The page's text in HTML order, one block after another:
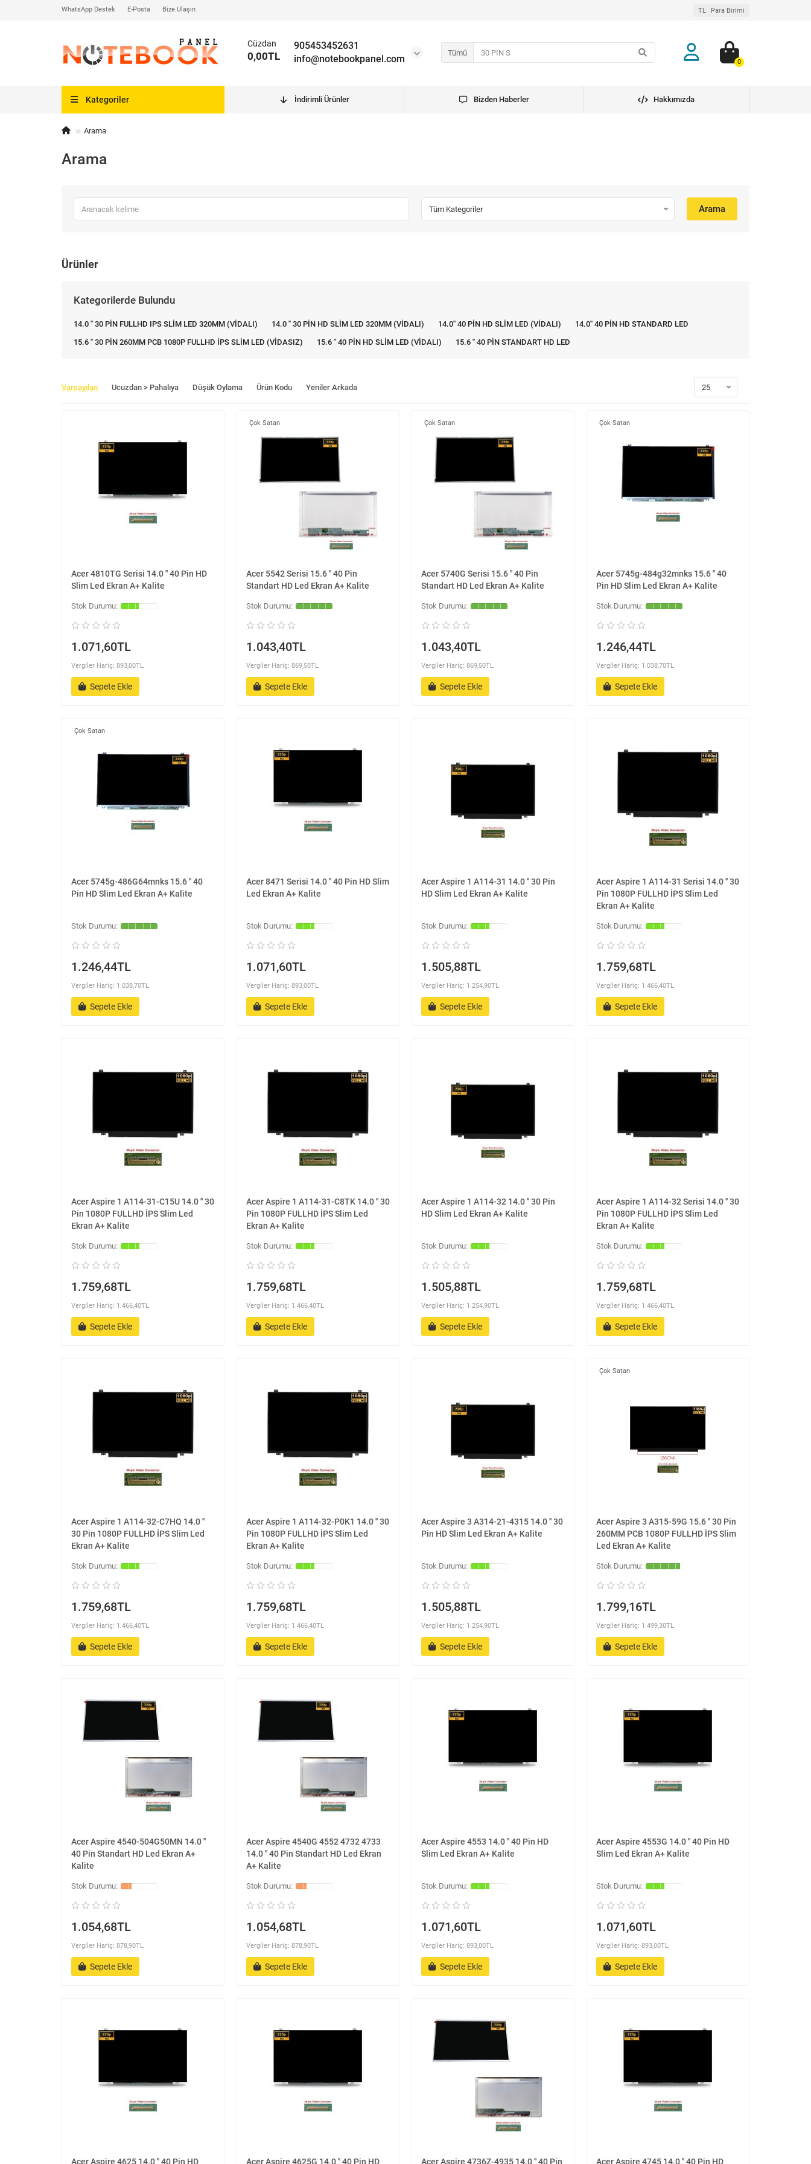
WhatsApp Destek E-Posta Bize Ulaşın TL Para Birimi
Tümü
905453452631
info@notebookpanel.com
Cüzdan
0,00TL 0
Kategoriler İndirimli Ürünler Bizden Haberler Hakkımızda
Arama
Arama
Arama
Ürünler
Kategorilerde Bulundu
14.0 '' 30 PİN FULLHD IPS SLİM LED 320MM (VİDALI) 14.0 '' 30 PİN HD SLİM LED 320MM (VİDALI) 14.0'' 40 PİN HD SLİM LED (VİDALI)
14.0'' 40 PİN HD STANDARD LED
15.6 '' 30 PİN 260MM PCB 1080P FULLHD İPS SLİM LED (VİDASIZ)
15.6 '' 40 PİN HD SLİM LED (VİDALI) 15.6 '' 40 PİN STANDART HD LED
Varsayılan Ucuzdan > Pahalıya Düşük Oylama Ürün Kodu Yeniler Arkada
Acer 4810TG Serisi 14.0 '' 40 Pin HD
Slim Led Ekran A+ Kalite
1.071,60TL
Vergiler Hariç: 893,00TL
Sepete Ekle
Çok Satan
Acer 5542 Serisi 15.6 '' 40 Pin
Standart HD Led Ekran A+ Kalite
1.043,40TL
Vergiler Hariç: 869,50TL
Sepete Ekle
Çok Satan
Acer 5740G Serisi 15.6 '' 40 Pin
Standart HD Led Ekran A+ Kalite
1.043,40TL
Vergiler Hariç: 869,50TL
Sepete Ekle
Çok Satan
Acer 5745g-484g32mnks 15.6 '' 40
Pin HD Slim Led Ekran A+ Kalite
1.246,44TL
Vergiler Hariç: 1.038,70TL
Sepete Ekle
Çok Satan
Acer 5745g-486G64mnks 15.6 '' 40
Pin HD Slim Led Ekran A+ Kalite
1.246,44TL
Vergiler Hariç: 1.038,70TL
Sepete Ekle
Acer 8471 Serisi 14.0 '' 40 Pin HD Slim
Led Ekran A+ Kalite
1.071,60TL
Vergiler Hariç: 893,00TL
Sepete Ekle
Acer Aspire 1 A114-31 14.0 '' 30 Pin
HD Slim Led Ekran A+ Kalite
1.505,88TL
Vergiler Hariç: 1.254,90TL
Sepete Ekle
Acer Aspire 1 A114-31 Serisi 14.0 '' 30
Pin 1080P FULLHD İPS Slim Led
Ekran A+ Kalite
1.759,68TL
Vergiler Hariç: 1.466,40TL
Sepete Ekle
Acer Aspire 1 A114-31-C15U 14.0 '' 30
Pin 1080P FULLHD İPS Slim Led
Ekran A+ Kalite
1.759,68TL
Vergiler Hariç: 1.466,40TL
Sepete Ekle
Acer Aspire 1 A114-31-C8TK 14.0 '' 30
Pin 1080P FULLHD İPS Slim Led
Ekran A+ Kalite
1.759,68TL
Vergiler Hariç: 1.466,40TL
Sepete Ekle
Acer Aspire 1 A114-32 14.0 '' 30 Pin
HD Slim Led Ekran A+ Kalite
1.505,88TL
Vergiler Hariç: 1.254,90TL
Sepete Ekle
Acer Aspire 1 A114-32 Serisi 14.0 '' 30
Pin 1080P FULLHD İPS Slim Led
Ekran A+ Kalite
1.759,68TL
Vergiler Hariç: 1.466,40TL
Sepete Ekle
Acer Aspire 1 A114-32-C7HQ 14.0 ''
30 Pin 1080P FULLHD İPS Slim Led
Ekran A+ Kalite
1.759,68TL
Vergiler Hariç: 1.466,40TL
Sepete Ekle
Acer Aspire 1 A114-32-P0K1 14.0 '' 30
Pin 1080P FULLHD İPS Slim Led
Ekran A+ Kalite
1.759,68TL
Vergiler Hariç: 1.466,40TL
Sepete Ekle
Acer Aspire 3 A314-21-4315 14.0 '' 30
Pin HD Slim Led Ekran A+ Kalite
1.505,88TL
Vergiler Hariç: 1.254,90TL
Sepete Ekle
Çok Satan
Acer Aspire 3 A315-59G 15.6 '' 30 Pin
260MM PCB 1080P FULLHD İPS Slim
Led Ekran A+ Kalite
1.799,16TL
Vergiler Hariç: 1.499,30TL
Sepete Ekle
Acer Aspire 4540-504G50MN 14.0 ''
40 Pin Standart HD Led Ekran A+
Kalite
1.054,68TL
Vergiler Hariç: 878,90TL
Sepete Ekle
Acer Aspire 4540G 4552 4732 4733
14.0 '' 40 Pin Standart HD Led Ekran
A+ Kalite
1.054,68TL
Vergiler Hariç: 878,90TL
Sepete Ekle
Acer Aspire 4553 14.0 '' 40 Pin HD
Slim Led Ekran A+ Kalite
1.071,60TL
Vergiler Hariç: 893,00TL
Sepete Ekle
Acer Aspire 4553G 14.0 '' 40 Pin HD
Slim Led Ekran A+ Kalite
1.071,60TL
Vergiler Hariç: 893,00TL
Sepete Ekle
Acer Aspire 4625 14.0 '' 40 Pin HD Acer Aspire 4625G 14.0 '' 40 Pin HD Acer Aspire 4736Z-4935 14.0 '' 40 Pin Acer Aspire 4745 14.0 '' 40 Pin HD